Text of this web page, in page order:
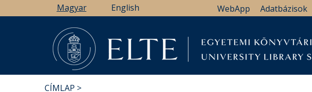
a
Magyar English Adatbázisok
WebApp
CÍMLAP